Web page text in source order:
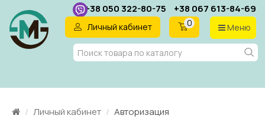
+38 050 322-80-75 +38 067 613-84-69
Меню
0
Личный кабинет
RU
Личный кабинет Авторизация